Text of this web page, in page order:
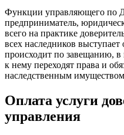
Функции управляющего по
предприниматель,
всего на практике
всех наследников
происходит по завещанию, в
к нему переходят права и
наследственным
Оплата услуги
управления